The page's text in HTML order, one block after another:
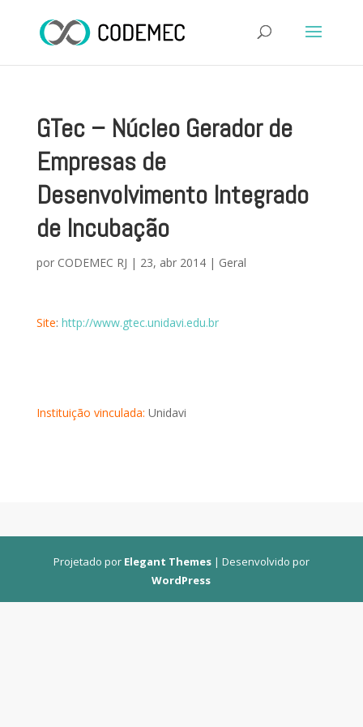
GTec – Núcleo Gerador de
Empresas de
Desenvolvimento Integrado
de Incubação
por CODEMEC RJ | 23, abr 2014| Geral
Site: http://www.gtec.unidavi.edu.br
Instituição vinculada: Unidavi
Projetado por Elegant Themes| Desenvolvido por
WordPress